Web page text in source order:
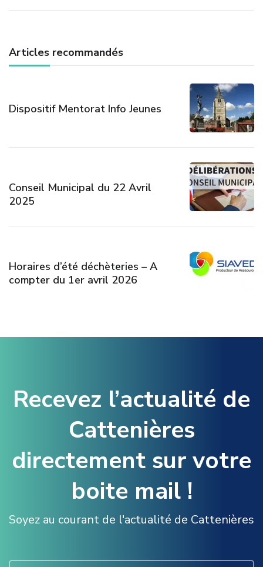
Articles recommandés
Dispositif Mentorat Info Jeunes
Conseil Municipal du 22 Avril
2025
Horaires d’été déchèteries – A
compter du 1er avril 2026
Recevez l’actualité de
Cattenières
directement sur votre
boite mail !
Soyez au courant de l'actualité de Cattenières